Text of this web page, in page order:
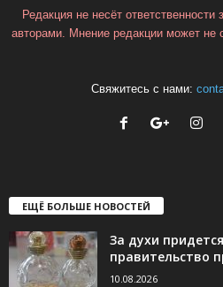
Редакция не несёт
авторами. Мнение редакции может не
Свяжитесь с нами:
ЕЩЁ БОЛЬШЕ НОВОСТЕЙ
За духи
правительство
10.08.2026